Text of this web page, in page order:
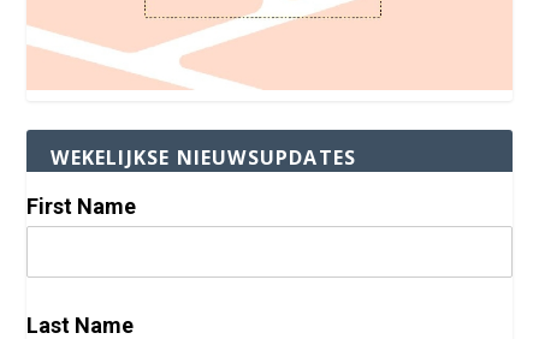
WEKELIJKSE NIEUWSUPDATES
First Name
Last Name